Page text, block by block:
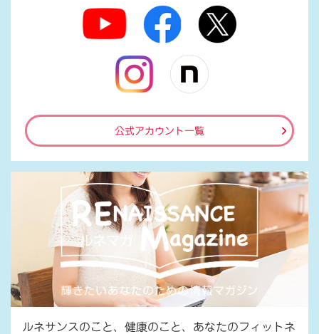
公式アカウント一覧
ルネサンスのこと、健康のこと、あなたのフィットネ